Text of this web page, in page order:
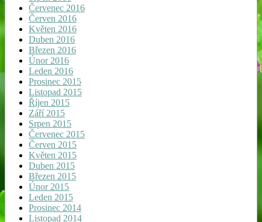
Červenec 2016
Červen 2016
Květen 2016
Duben 2016
Březen 2016
Únor 2016
Leden 2016
Prosinec 2015
Listopad 2015
Říjen 2015
Září 2015
Srpen 2015
Červenec 2015
Červen 2015
Květen 2015
Duben 2015
Březen 2015
Únor 2015
Leden 2015
Prosinec 2014
Listopad 2014